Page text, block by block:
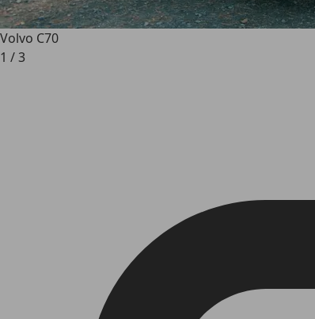
Volvo C70
1 /3